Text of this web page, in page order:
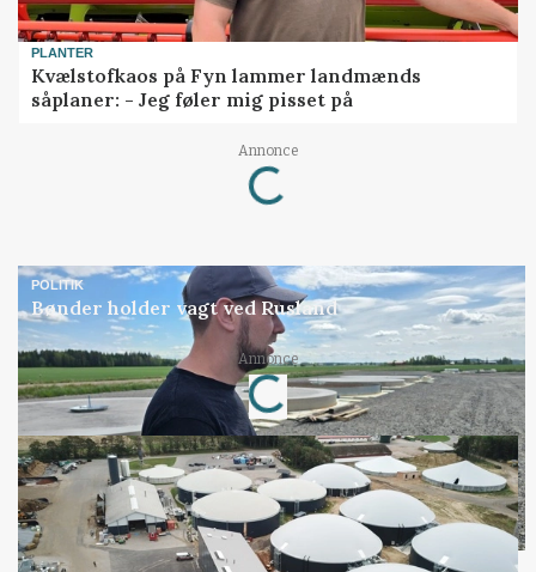
PLANTER
Kvælstofkaos på Fyn lammer landmænds
såplaner: - Jeg føler mig pisset på
Annonce
Loading...
POLITIK
Bønder holder vagt ved Rusland
Annonce
Loading...